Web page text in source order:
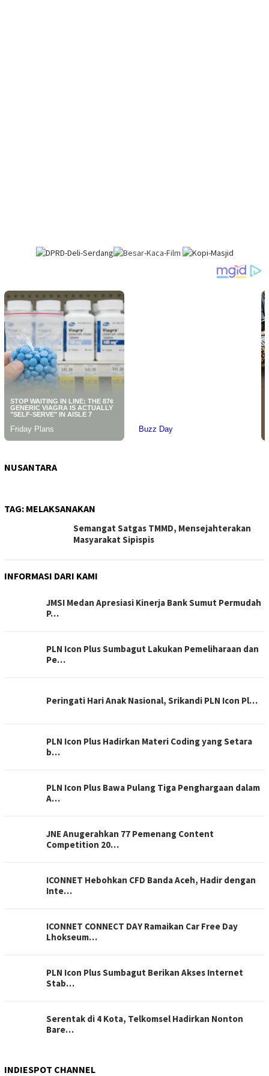
NUSANTARA
TAG: MELAKSANAKAN
Semangat Satgas TMMD, Mensejahterakan
Masyarakat Sipispis
INFORMASI DARI KAMI
JMSI Medan Apresiasi Kinerja Bank Sumut Permudah
P…
PLN Icon Plus Sumbagut Lakukan Pemeliharaan dan
Pe…
Peringati Hari Anak Nasional, Srikandi PLN Icon Pl…
PLN Icon Plus Hadirkan Materi Coding yang Setara
b…
PLN Icon Plus Bawa Pulang Tiga Penghargaan dalam
A…
JNE Anugerahkan 77 Pemenang Content
Competition 20…
ICONNET Hebohkan CFD Banda Aceh, Hadir dengan
Inte…
ICONNET CONNECT DAY Ramaikan Car Free Day
Lhokseum…
PLN Icon Plus Sumbagut Berikan Akses Internet
Stab…
Serentak di 4 Kota, Telkomsel Hadirkan Nonton
Bare…
INDIESPOT CHANNEL